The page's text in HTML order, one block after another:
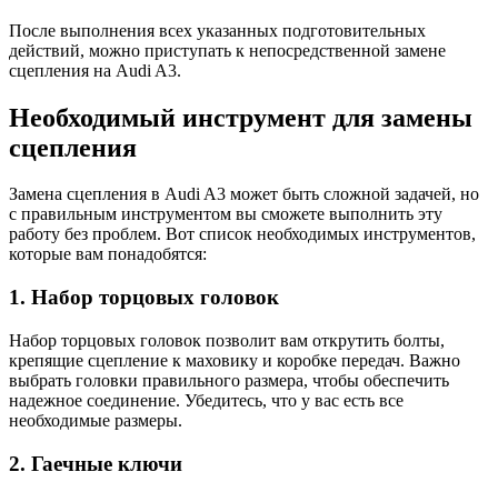
После выполнения всех указанных подготовительных
действий, можно приступать к непосредственной замене
сцепления на Audi A3.
Необходимый инструмент для замены
сцепления
Замена сцепления в Audi A3 может быть сложной задачей, но
с правильным инструментом вы сможете выполнить эту
работу без проблем. Вот список необходимых инструментов,
которые вам понадобятся:
1. Набор торцовых головок
Набор торцовых головок позволит вам открутить болты,
крепящие сцепление к маховику и коробке передач. Важно
выбрать головки правильного размера, чтобы обеспечить
надежное соединение. Убедитесь, что у вас есть все
необходимые размеры.
2. Гаечные ключи